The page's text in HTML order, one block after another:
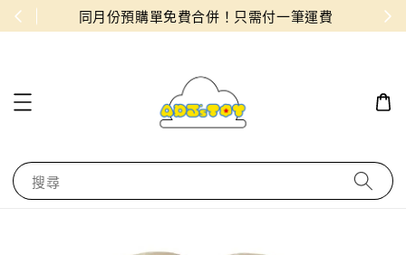
！ 同月份預購單免費合併！只需付一筆運費
搜尋